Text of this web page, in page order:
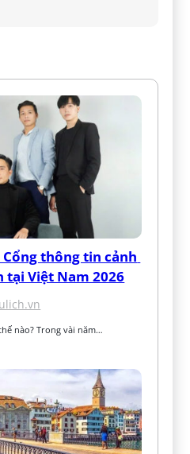
thông tin cảnh
tại Việt Nam 2026
nào? Trong vài năm…